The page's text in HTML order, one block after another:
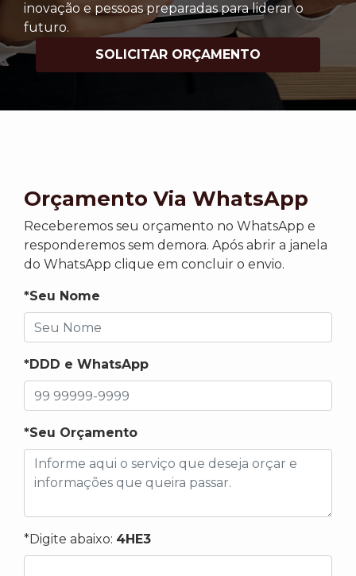
inovação e pessoas preparadas para liderar o
futuro.
SOLICITAR ORÇAMENTO
Orçamento Via WhatsApp
Receberemos seu orçamento no WhatsApp e
responderemos sem demora. Após abrir a janela
do WhatsApp clique em concluir o envio.
*Seu Nome
*DDD e WhatsApp
*Seu Orçamento
*Digite abaixo: 4HE3